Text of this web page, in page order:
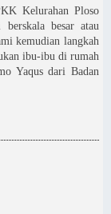
Kelurahan Ploso
besar atau
kemudian langkah
ibu-ibu di rumah
Yaqus dari Badan